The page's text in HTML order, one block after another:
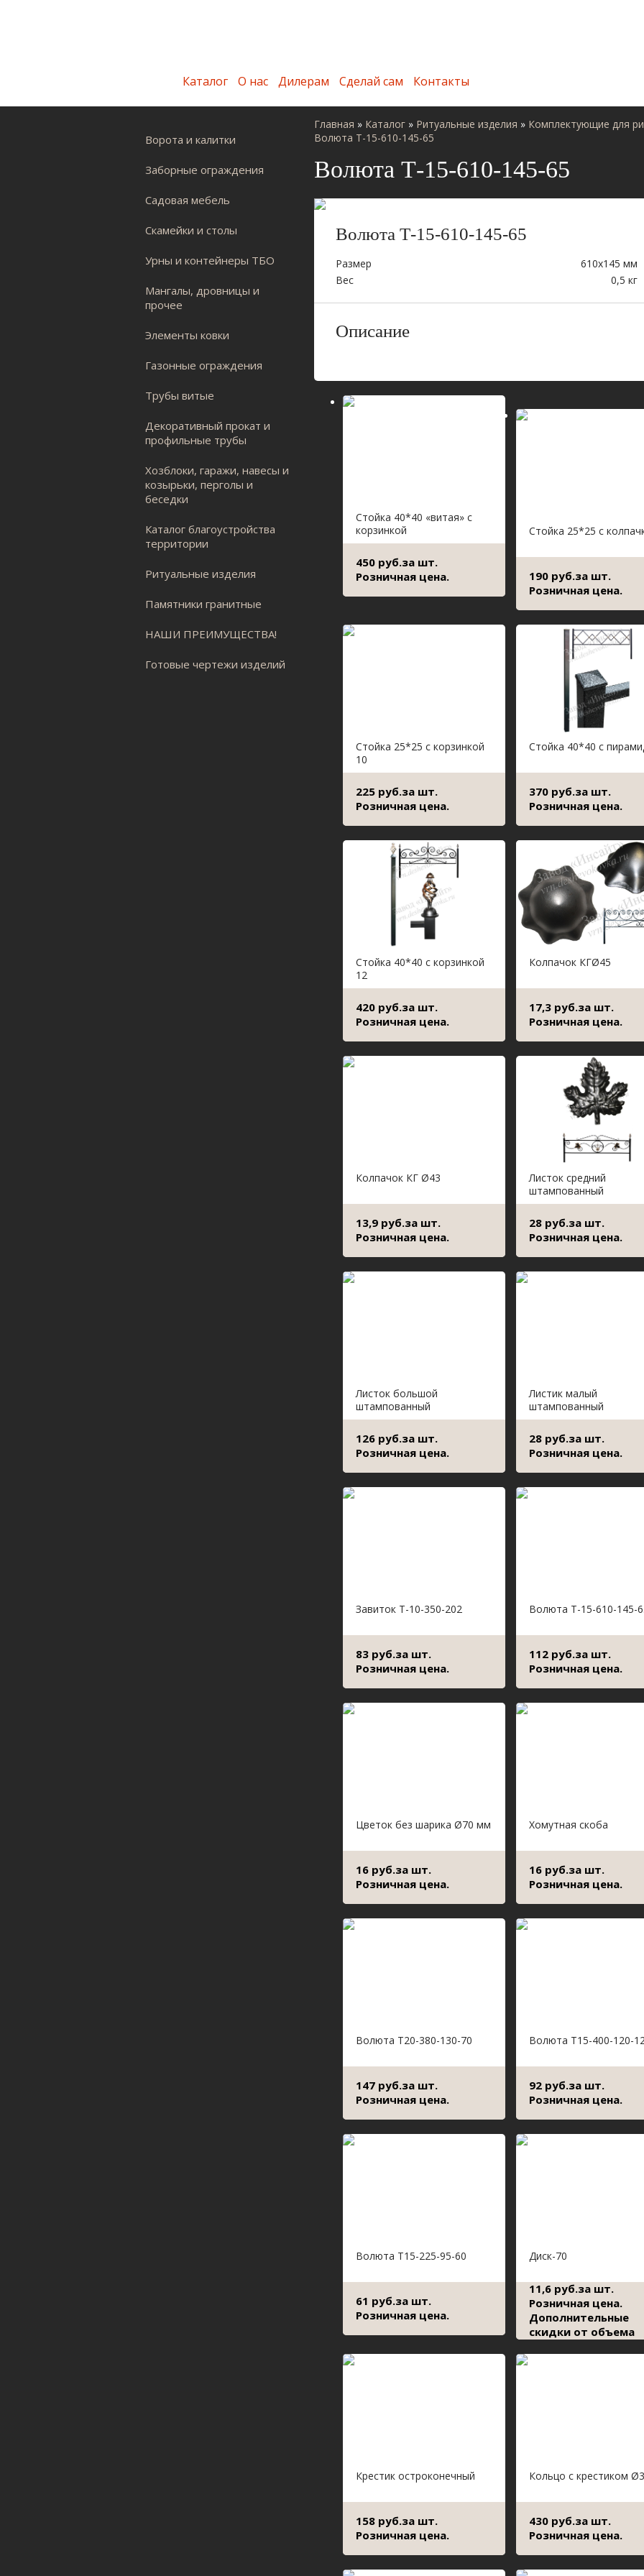
Каталог О нас Дилерам Сделай сам Контакты
Ворота и калитки
Заборные ограждения
Садовая мебель
Скамейки и столы
Урны и контейнеры ТБО
Мангалы, дровницы и
прочее
Элементы ковки
Газонные ограждения
Трубы витые
Декоративный прокат и
профильные трубы
Хозблоки, гаражи, навесы и
козырьки, перголы и
беседки
Каталог благоустройства
территории
Ритуальные изделия
Памятники гранитные
НАШИ ПРЕИМУЩЕСТВА!
Готовые чертежи изделий
Главная » Каталог » Ритуальные изделия » Комплектующие для
Волюта Т-15-610-145-65
Волюта Т-15-610-145-65
Волюта Т-15-610-145-65
Размер
610х145 мм
Вес
0,5 кг
Описание
Стойка 40*40 «витая» с
корзинкой
450 руб.за шт.
Розничная цена.
Стойка 25*25 с
190 руб.за шт.
Розничная цена.
Стойка 25*25 с корзинкой
10
225 руб.за шт.
Розничная цена.
Стойка 40*40 с
370 руб.за шт.
Розничная цена.
Стойка 40*40 с корзинкой
12
420 руб.за шт.
Розничная цена.
Колпачок КГØ45
17,3 руб.за шт.
Розничная цена.
Колпачок КГ Ø43
13,9 руб.за шт.
Розничная цена.
Листок средний
штампованный
28 руб.за шт.
Розничная цена.
Листок большой
штампованный
126 руб.за шт.
Розничная цена.
Листик малый
штампованный
28 руб.за шт.
Розничная цена.
Завиток Т-10-350-202
83 руб.за шт.
Розничная цена.
Волюта Т-15-610-145-
112 руб.за шт.
Розничная цена.
Цветок без шарика Ø70 мм
16 руб.за шт.
Розничная цена.
Хомутная скоба
16 руб.за шт.
Розничная цена.
Волюта Т20-380-130-70
147 руб.за шт.
Розничная цена.
Волюта Т15-400-120-
92 руб.за шт.
Розничная цена.
Волюта Т15-225-95-60
61 руб.за шт.
Розничная цена.
Диск-70
11,6 руб.за шт.
Розничная цена.
Дополнительные
скидки от объема
Крестик остроконечный
158 руб.за шт.
Розничная цена.
Кольцо с крестиком
430 руб.за шт.
Розничная цена.